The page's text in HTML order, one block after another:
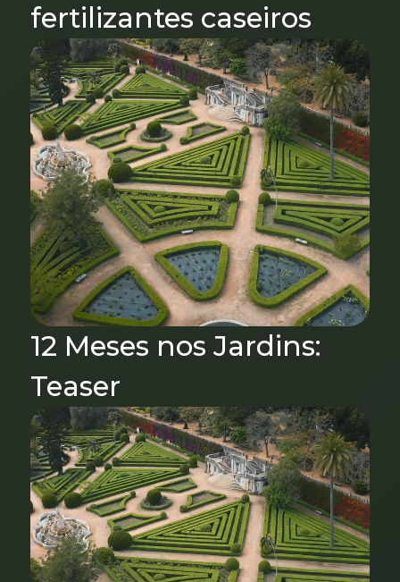
fertilizantes caseiros
12 Meses nos Jardins:
Teaser